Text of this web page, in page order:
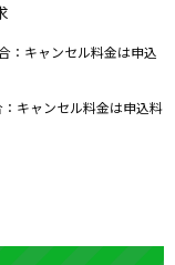
：キャンセル料金は申込
キャンセル料金は申込料